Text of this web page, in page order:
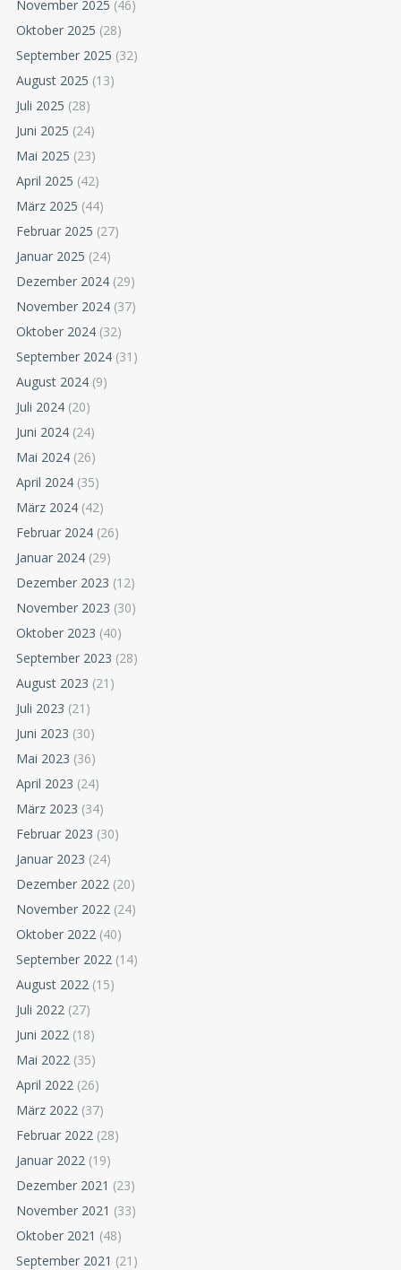
November 2025 (46)
Oktober 2025 (28)
September 2025 (32)
August 2025 (13)
Juli 2025 (28)
Juni 2025 (24)
Mai 2025 (23)
April 2025 (42)
März 2025 (44)
Februar 2025 (27)
Januar 2025 (24)
Dezember 2024 (29)
November 2024 (37)
Oktober 2024 (32)
September 2024 (31)
August 2024 (9)
Juli 2024 (20)
Juni 2024 (24)
Mai 2024 (26)
April 2024 (35)
März 2024 (42)
Februar 2024 (26)
Januar 2024 (29)
Dezember 2023 (12)
November 2023 (30)
Oktober 2023 (40)
September 2023 (28)
August 2023 (21)
Juli 2023 (21)
Juni 2023 (30)
Mai 2023 (36)
April 2023 (24)
März 2023 (34)
Februar 2023 (30)
Januar 2023 (24)
Dezember 2022 (20)
November 2022 (24)
Oktober 2022 (40)
September 2022 (14)
August 2022 (15)
Juli 2022 (27)
Juni 2022 (18)
Mai 2022 (35)
April 2022 (26)
März 2022 (37)
Februar 2022 (28)
Januar 2022 (19)
Dezember 2021 (23)
November 2021 (33)
Oktober 2021 (48)
September 2021 (21)